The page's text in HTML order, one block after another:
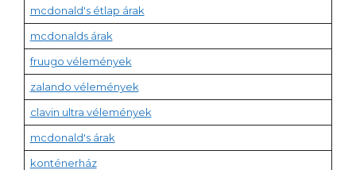
mcdonald's étlap árak
mcdonalds árak
fruugo vélemények
zalando vélemények
clavin ultra vélemények
mcdonald's árak
konténerház